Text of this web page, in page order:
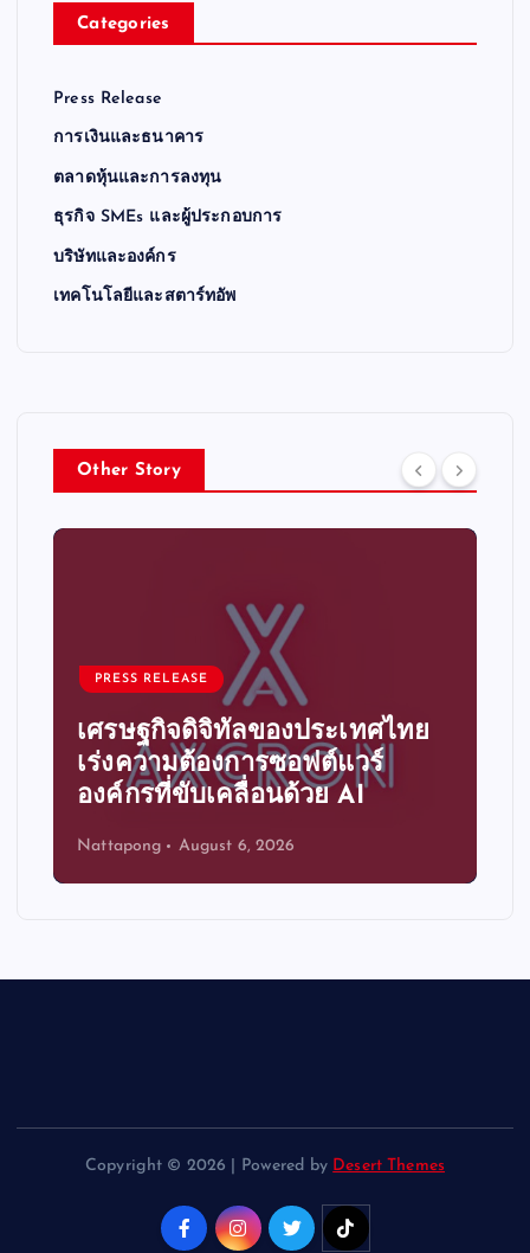
Categories
Press Release
การเงินและธนาคาร
ตลาดหุ้นและการลงทุน
ธุรกิจ SMEs และผู้ประกอบการ
บริษัทและองค์กร
เทคโนโลยีและสตาร์ทอัพ
Other Story
PRESS RELEASE
เศรษฐกิจดิจิทัลของประเทศไทย
เร่งความต้องการซอฟต์แวร์
องค์กรที่ขับเคลื่อนด้วย AI
Nattapong August 6, 2026
Copyright © 2026 | Powered by Desert Themes